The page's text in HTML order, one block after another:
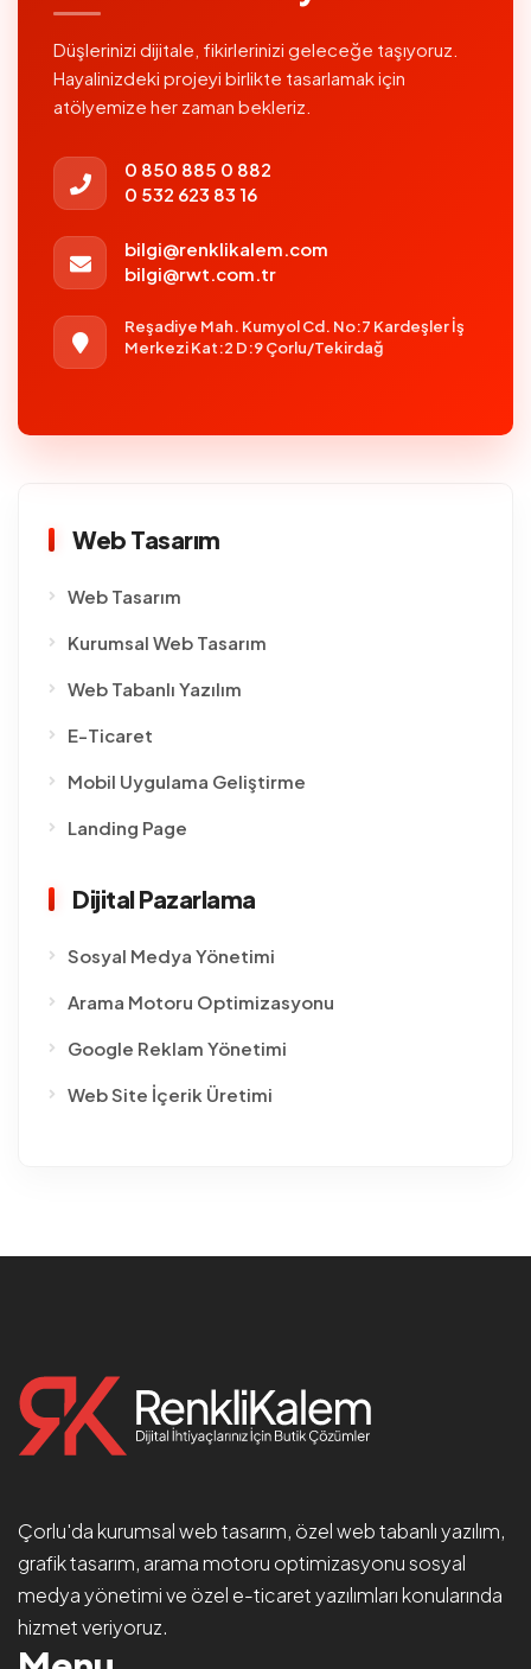
Düşlerinizi dijitale, fikirlerinizi geleceğe taşıyoruz.
Hayalinizdeki projeyi birlikte tasarlamak için
atölyemize her zaman bekleriz.
0 850 885 0 882
0 532 623 83 16
bilgi@renklikalem.com
bilgi@rwt.com.tr
Reşadiye Mah. Kumyol Cd. No:7 Kardeşler İş
Merkezi Kat:2 D:9 Çorlu/Tekirdağ
Web Tasarım
Web Tasarım
Kurumsal Web Tasarım
Web Tabanlı Yazılım
E-Ticaret
Mobil Uygulama Geliştirme
Landing Page
Dijital Pazarlama
Sosyal Medya Yönetimi
Arama Motoru Optimizasyonu
Google Reklam Yönetimi
Web Site İçerik Üretimi
Çorlu'dakurumsal web tasarım, özel web tabanlı yazılım,
grafik tasarım, arama motoru optimizasyonusosyal
medya yönetimive özel e-ticaret yazılımları konularında
hizmet veriyoruz.